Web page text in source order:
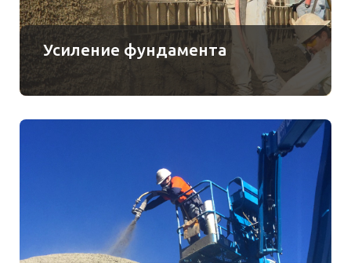
Усиление фундамента